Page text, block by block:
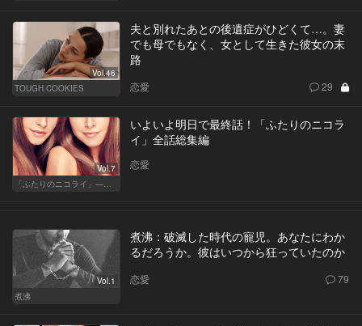
Vol.46
TOUGH COOKIES
夫と別れたあとの後遺症がひどくて…。妻
でも母でもなく、女として生きた彼女の末
路
恋愛 29
Vol.7
「ふたりのニコライ」―作家・柴崎竜人の恋愛ストーリー
いよいよ明日で最終話！「ふたりのニコラ
イ」全話総集編
恋愛
Vol.1
煮沸
煮沸：破滅した時代の寵児。あなたにわか
るだろうか。彼はいつから狂っていたのか
恋愛 79